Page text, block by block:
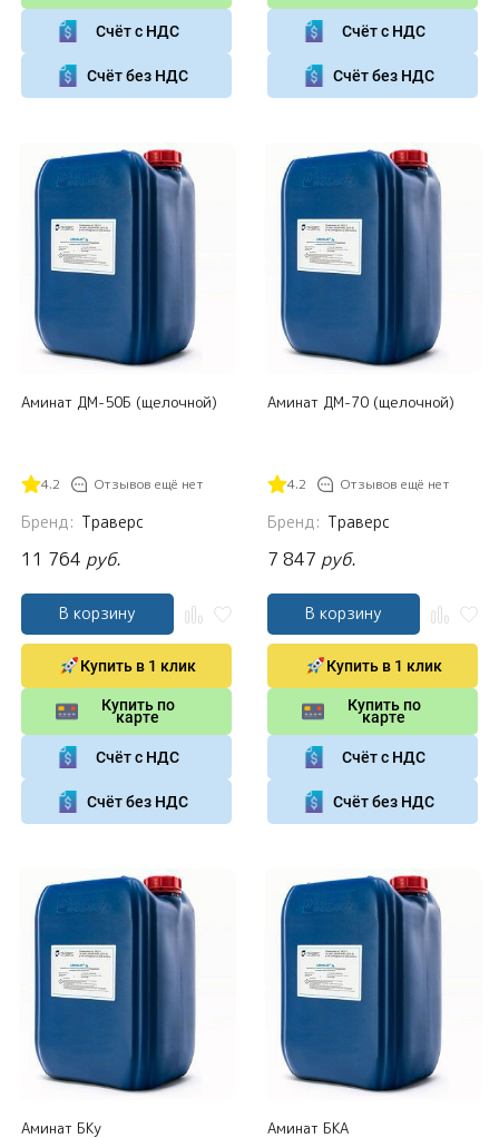
Счёт с НДС
Счёт без НДС
Счёт с НДС
Счёт без НДС
Аминат ДМ-50Б (щелочной)
4.2 Отзывов ещё нет
Бренд: Траверс
11 764 руб.
В корзину
Купить в 1 клик
Купить по
карте
Счёт с НДС
Счёт без НДС
Аминат ДМ-70 (щелочной)
4.2 Отзывов ещё нет
Бренд: Траверс
7 847 руб.
В корзину
Купить в 1 клик
Купить по
карте
Счёт с НДС
Счёт без НДС
Аминат БКу Аминат БКА